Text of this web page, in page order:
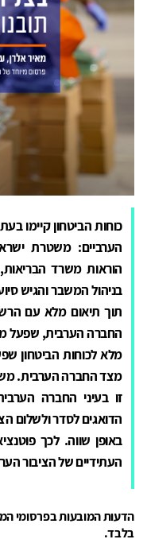
כוחות הביטחון קיימו
הערביים: משטרת
הוראות משרד הבריאות,
בניהול המשבר והגיש
תוך תיאום מלא עם
החברה הערבית, שפעל
מלא לכוחות הביטחון
מצד החברה הערבית.
זו בעיני החברה
הדואגים לסדר ולשלום
באופן שווה. לכך
העתידיים של הציבור
הדעות המובעות בפרסומי
בלבד.